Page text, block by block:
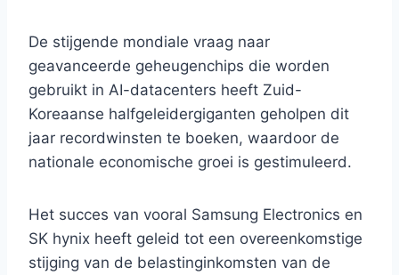
De stijgende mondiale vraag naar
geavanceerde geheugenchips die worden
gebruikt in AI-datacenters heeft Zuid-
Koreaanse halfgeleidergiganten geholpen dit
jaar recordwinsten te boeken, waardoor de
nationale economische groei is gestimuleerd.
Het succes van vooral Samsung Electronics en
SK hynix heeft geleid tot een overeenkomstige
stijging van de belastinginkomsten van de